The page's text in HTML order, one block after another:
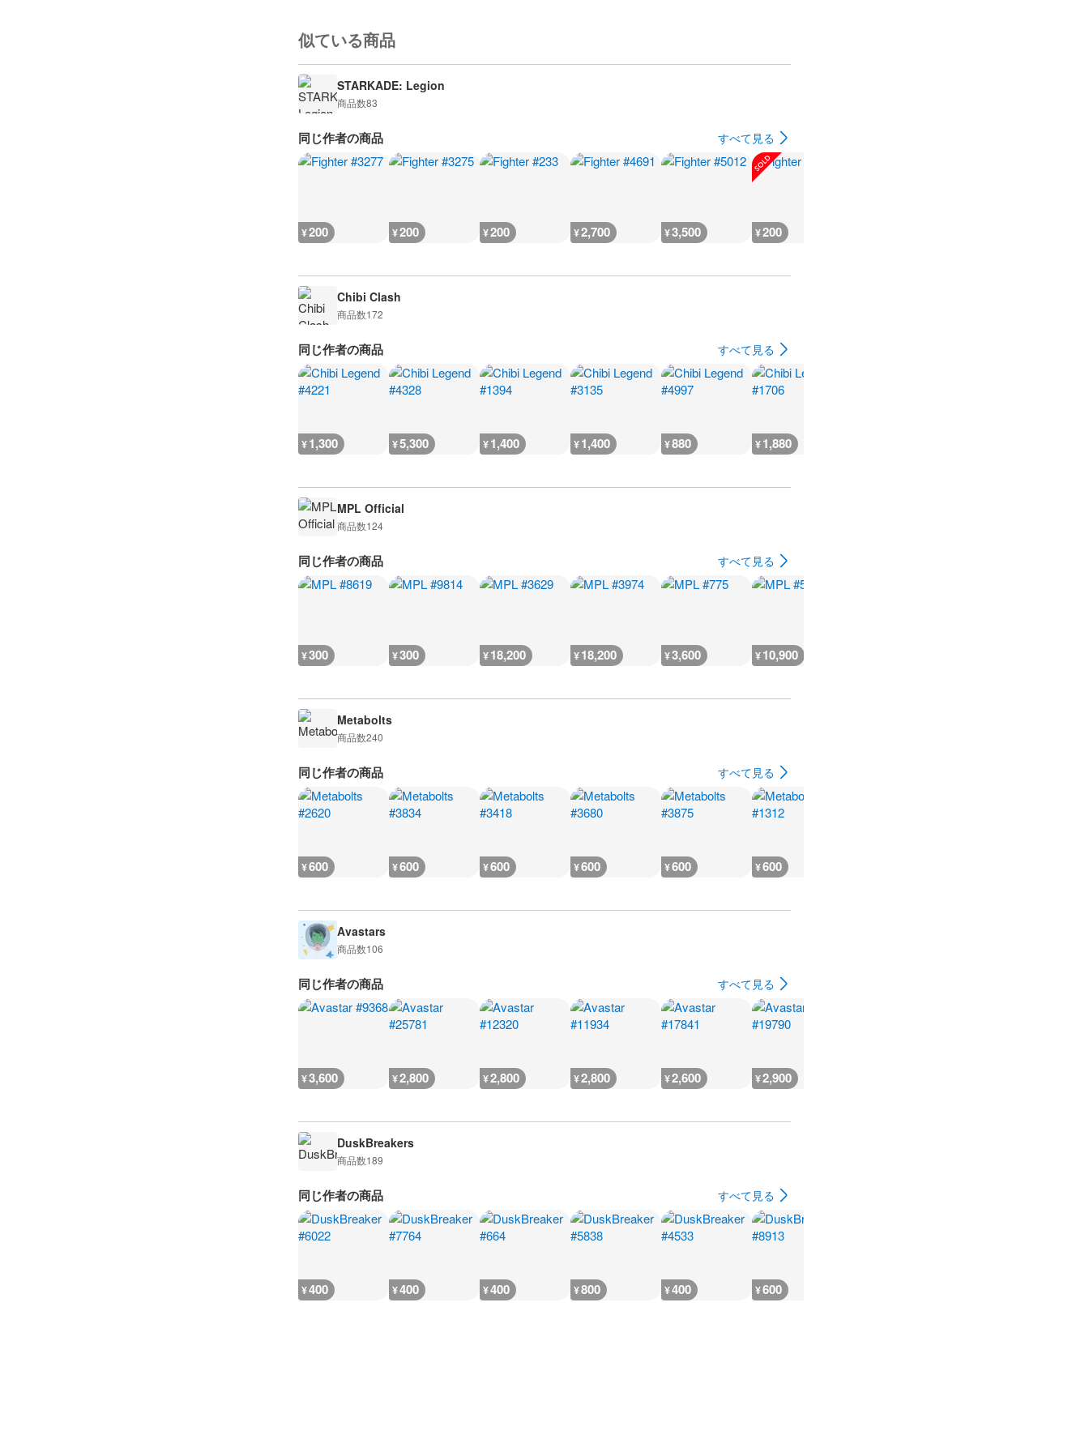
似ている商品
STARKADE: Legion
商品数83
同じ作者の商品 すべて見る
¥200 ¥200 ¥200 ¥2,700 ¥3,500 ¥200
Chibi Clash
商品数172
同じ作者の商品 すべて見る
¥1,300 ¥5,300 ¥1,400 ¥1,400 ¥880 ¥1,880
MPL Official
商品数124
同じ作者の商品 すべて見る
¥300 ¥300 ¥18,200 ¥18,200 ¥3,600 ¥10,900
Metabolts
商品数240
同じ作者の商品 すべて見る
¥600 ¥600 ¥600 ¥600 ¥600 ¥600
Avastars
商品数106
同じ作者の商品 すべて見る
¥3,600 ¥2,800 ¥2,800 ¥2,800 ¥2,600 ¥2,900
DuskBreakers
商品数189
同じ作者の商品 すべて見る
¥400 ¥400 ¥400 ¥800 ¥400 ¥600